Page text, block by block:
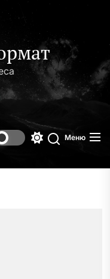
Поиск
Меню